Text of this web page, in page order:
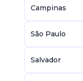
Campinas
São Paulo
Salvador